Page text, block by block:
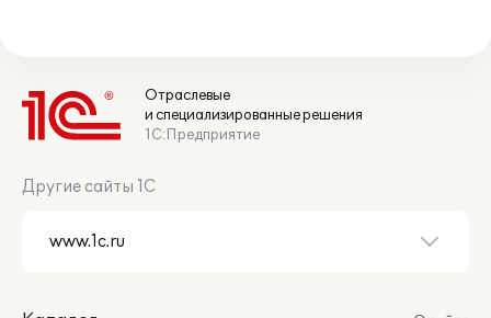
Отраслевые
и специализированные решения
1С:Предприятие
Другие сайты 1С